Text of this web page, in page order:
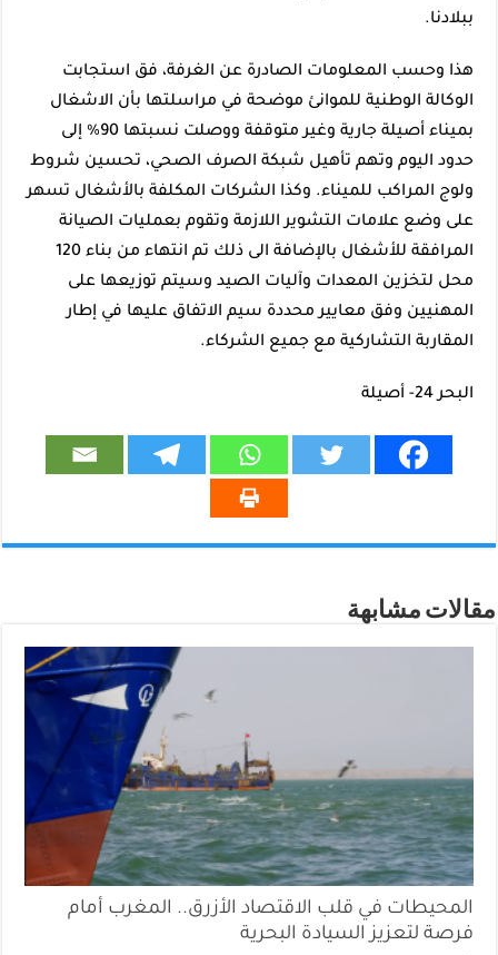
ببلادنا.
هذا وحسب المعلومات الصادرة عن الغرفة، فق استجابت
الوكالة الوطنية للموانئ موضحة في مراسلتها بأن الاشغال
بميناء أصيلة جارية وغير متوقفة ووصلت نسبتها 90% إلى
حدود اليوم وتهم تأهيل شبكة الصرف الصحي، تحسين شروط
ولوج المراكب للميناء. وكذا الشركات المكلفة بالأشغال تسهر
على وضع علامات التشوير اللازمة وتقوم بعمليات الصيانة
المرافقة للأشغال بالإضافة الى ذلك تم انتهاء من بناء 120
محل لتخزين المعدات وآليات الصيد وسيتم توزيعها على
المهنيين وفق معايير محددة سيم الاتفاق عليها في إطار
المقاربة التشاركية مع جميع الشركاء.
البحر 24- أصيلة
مقالات مشابهة
المحيطات في قلب الاقتصاد الأزرق.. المغرب أمام
فرصة لتعزيز السيادة البحرية